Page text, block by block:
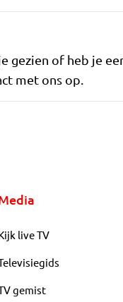
gezien of heb je
met ons op.
live TV
gemist